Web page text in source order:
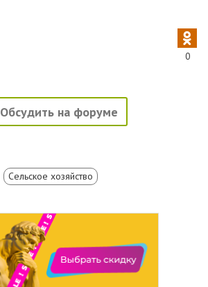
0
Обсудить на форуме
Сельское хозяйство